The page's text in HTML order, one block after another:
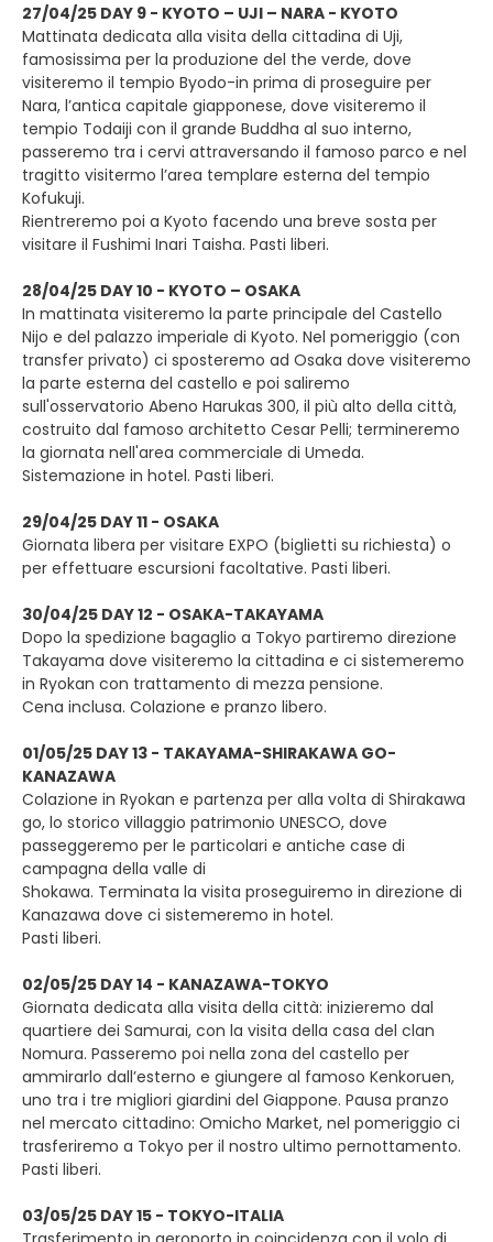
27/04/25 DAY 9 - KYOTO – UJI – NARA - KYOTO
Mattinata dedicata alla visita della cittadina di Uji,
famosissima per la produzione del the verde, dove
visiteremo il tempio Byodo-in prima di proseguire per
Nara, l’antica capitale giapponese, dove visiteremo il
tempio Todaiji con il grande Buddha al suo interno,
passeremo tra i cervi attraversando il famoso parco e nel
tragitto visitermo l’area templare esterna del tempio
Kofukuji.
Rientreremo poi a Kyoto facendo una breve sosta per
visitare il Fushimi Inari Taisha. Pasti liberi.
28/04/25 DAY 10 - KYOTO – OSAKA
In mattinata visiteremo la parte principale del Castello
Nijo e del palazzo imperiale di Kyoto. Nel pomeriggio (con
transfer privato) ci sposteremo ad Osaka dove visiteremo
la parte esterna del castello e poi saliremo
sull'osservatorio Abeno Harukas 300, il più alto della città,
costruito dal famoso architetto Cesar Pelli; termineremo
la giornata nell'area commerciale di Umeda.
Sistemazione in hotel. Pasti liberi.
29/04/25 DAY 11 - OSAKA
Giornata libera per visitare EXPO (biglietti su richiesta) o
per effettuare escursioni facoltative. Pasti liberi.
30/04/25 DAY 12 - OSAKA-TAKAYAMA
Dopo la spedizione bagaglio a Tokyo partiremo direzione
Takayama dove visiteremo la cittadina e ci sistemeremo
in Ryokan con trattamento di mezza pensione.
Cena inclusa. Colazione e pranzo libero.
01/05/25 DAY 13 - TAKAYAMA-SHIRAKAWA GO-
KANAZAWA
Colazione in Ryokan e partenza per alla volta di Shirakawa
go, lo storico villaggio patrimonio UNESCO, dove
passeggeremo per le particolari e antiche case di
campagna della valle di
Shokawa. Terminata la visita proseguiremo in direzione di
Kanazawa dove ci sistemeremo in hotel.
Pasti liberi.
02/05/25 DAY 14 - KANAZAWA-TOKYO
Giornata dedicata alla visita della città: inizieremo dal
quartiere dei Samurai, con la visita della casa del clan
Nomura. Passeremo poi nella zona del castello per
ammirarlo dall’esterno e giungere al famoso Kenkoruen,
uno tra i tre migliori giardini del Giappone. Pausa pranzo
nel mercato cittadino: Omicho Market, nel pomeriggio ci
trasferiremo a Tokyo per il nostro ultimo pernottamento.
Pasti liberi.
03/05/25 DAY 15 - TOKYO-ITALIA